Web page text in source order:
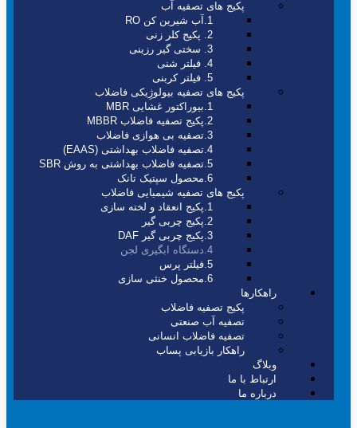
پکیج های تصفیه آب
1.آب شیرین کن RO
2. پکیج کلر زنی
3. سختی گیر رزینی
4. فیلتر شنی
5. فیلتر کربنی
پکیج های تصفیه بیولوژِیکی فاضلاب
1.بیوراکتور غشایی MBR
2.پکیج تصفیه فاضلاب MBBR
3.تصفیه بی هوازی فاضلاب
4.تصفیه فاضلاب بهداشتی (EAAS)
5.تصفیه فاضلاب بهداشتی به روش SBR
6.محصول سپتیک تانک
پکیج های تصفیه شیمیایی فاضلاب
1.پکیج انعقاد و لخته سازی
2.پکیج چربی گیر
3.پکیج چربی گیر DAF
4.دستگاه ابگیری لجن
5.فیلتر پرس
6.محصول خنثی سازی
راهکارها
پکیج تصفیه فاضلاب
تصفیه آب صنعتی
تصفیه فاضلاب انسانی
راهکار بازیابی پساب
وبلاگ
ارتباط با ما
درباره ما